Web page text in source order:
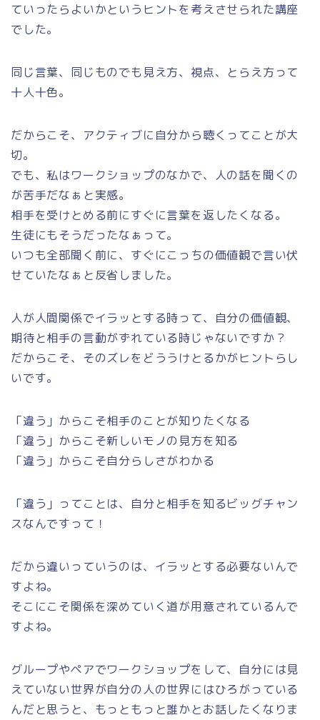
ていったらよいかというヒントを考えさせられた講座
でした。
同じ言葉、同じものでも見え方、視点、とらえ方って
十人十色。
だからこそ、アクティブに自分から聴くってことが大
切。
でも、私はワークショップのなかで、人の話を聞くの
が苦手だなぁと実感。
相手を受けとめる前にすぐに言葉を返したくなる。
生徒にもそうだったなぁって。
いつも全部聞く前に、すぐにこっちの価値観で言い伏
せていたなぁと反省しました。
人が人間関係でイラッとする時って、自分の価値観、
期待と相手の言動がずれている時じゃないですか？
だからこそ、そのズレをどううけとるかがヒントらし
いです。
「違う」からこそ相手のことが知りたくなる
「違う」からこそ新しいモノの見方を知る
「違う」からこそ自分らしさがわかる
「違う」ってことは、自分と相手を知るビッグチャン
スなんですって！
だから違いっていうのは、イラッとする必要ないんで
すよね。
そこにこそ関係を深めていく道が用意されているんで
すよね。
グループやペアでワークショップをして、自分には見
えていない世界が自分の人の世界にはひろがっている
んだと思うと、もっともっと誰かとお話したくなりま